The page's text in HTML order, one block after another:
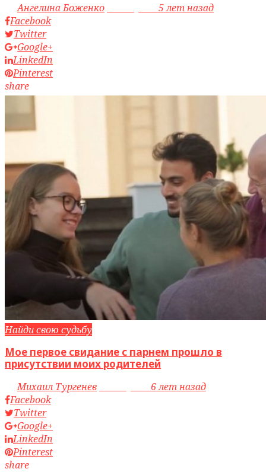
byАнгелина Боженко
5 лет назад
Facebook
Twitter
Google+
LinkedIn
Pinterest
share
Найди свою судьбу
Мое первое свидание с парнем прошло в
присутствии моих родителей
byМихаил Тургенев
6 лет назад
Facebook
Twitter
Google+
LinkedIn
Pinterest
share